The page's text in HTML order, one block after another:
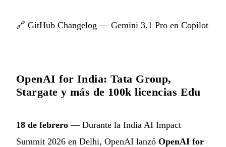
🔗 GitHub Changelog — Gemini 3.1 Pro en Copilot
OpenAI for India: Tata Group,
Stargate y más de 100k licencias Edu
18 de febrero — Durante la India AI Impact
Summit 2026 en Delhi, OpenAI lanzó OpenAI for